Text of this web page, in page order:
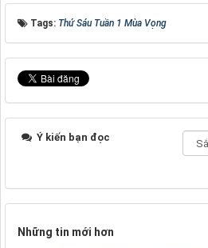
Tags: Thứ Sáu Tuần 1 Mùa Vọng
Ý kiến bạn đọc
Những tin mới hơn